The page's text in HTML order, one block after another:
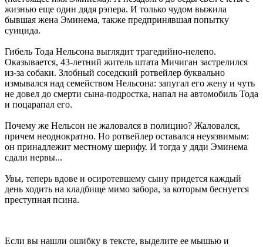
жизнью еще один дядя рэпера. И только чудом выжила
бывшая жена Эминема, также предпринявшая попытку
суицида.
Гибель Тода Нельсона выглядит трагедийно-нелепо.
Оказывается, 43-летний житель штата Мичиган застрелился
из-за собаки. Злобный соседский ротвейлер буквально
измывался над семейством Нельсона: запугал его жену и чуть
не довел до смерти сына-подростка, напал на автомобиль Тода
и поцарапал его.
Почему же Нельсон не жаловался в полицию? Жаловался,
причем неоднократно. Но ротвейлер оставался неуязвимым:
он принадлежит местному шерифу. И тогда у дяди Эминема
сдали нервы...
Увы, теперь вдове и осиротевшему сыну придется каждый
день ходить на кладбище мимо забора, за которым беснуется
преступная псина.
Если вы нашли ошибку в тексте, выделите ее мышью и